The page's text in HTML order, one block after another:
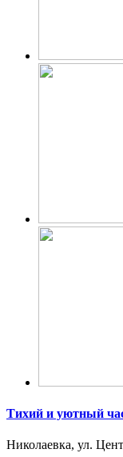
Тихий и уютный
Николаевка, ул.